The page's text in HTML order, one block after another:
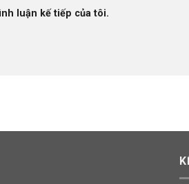
luận kế tiếp của tôi.